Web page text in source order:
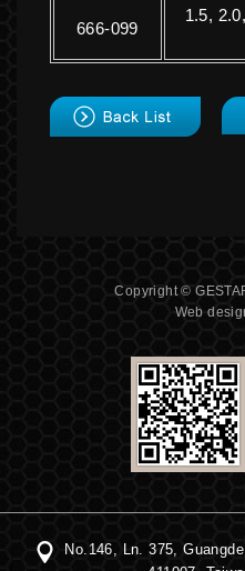
666-099
1.5,
back
Copyright ©
Web
No.146, Ln. 375,